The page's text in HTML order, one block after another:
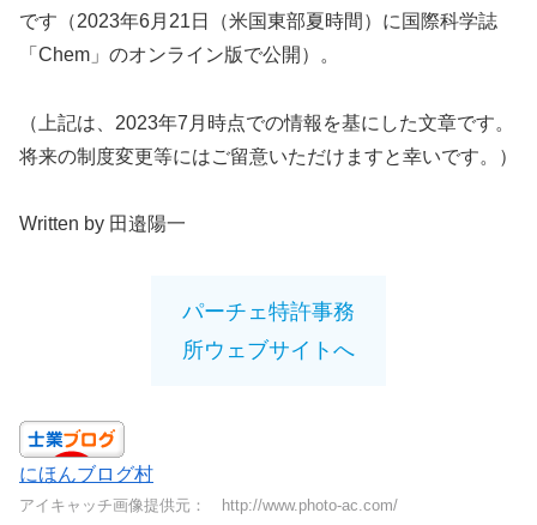
です（2023年6月21日（米国東部夏時間）に国際科学誌
「Chem」のオンライン版で公開）。
（上記は、2023年7月時点での情報を基にした文章です。
将来の制度変更等にはご留意いただけますと幸いです。）
Written by 田邉陽一
パーチェ特許事務
所ウェブサイトへ
にほんブログ村
アイキャッチ画像提供元： http://www.photo-ac.com/